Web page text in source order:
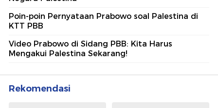
Poin-poin Pernyataan Prabowo soal Palestina di
KTT PBB
Video Prabowo di Sidang PBB: Kita Harus
Mengakui Palestina Sekarang!
Rekomendasi